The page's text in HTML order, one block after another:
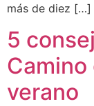
más de diez […]
5
Camino
verano